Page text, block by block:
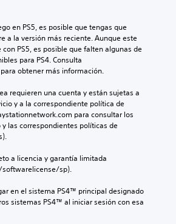
en PS5, es posible que tengas que
a la versión más reciente. Aunque este
PS5, es posible que falten algunas de
para PS4. Consulta
obtener más información.
requieren una cuenta y están sujetas a
y a la correspondiente política de
para consultar los
las correspondientes políticas de
a licencia y garantía limitada
sp).
en el sistema PS4™ principal designado
sistemas PS4™ al iniciar sesión con esa